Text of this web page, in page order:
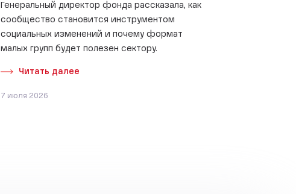
Генеральный директор фонда рассказала, как
сообщество становится инструментом
социальных изменений и почему формат
малых групп будет полезен сектору.
Читать далее
7 июля 2026